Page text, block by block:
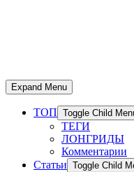
Expand Menu
ТОП Toggle Child
ТЕГИ
ЛОНГРИДЫ
Комментарии
Статьи Toggle Child